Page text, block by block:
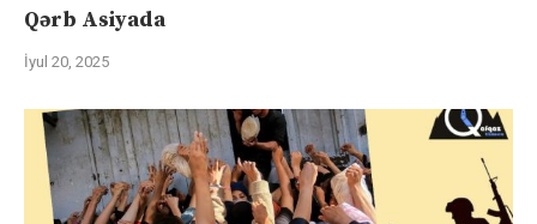
Qərb Asiyada
İyul 20, 2025